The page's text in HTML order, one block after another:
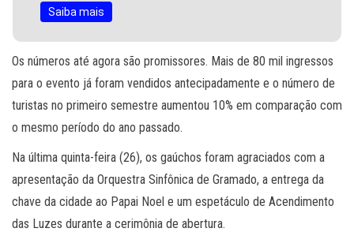
Saiba mais
Os números até agora são promissores. Mais de 80 mil ingressos
para o evento já foram vendidos antecipadamente e o número de
turistas no primeiro semestre aumentou 10% em comparação com
o mesmo período do ano passado.
Na última quinta-feira (26), os gaúchos foram agraciados com a
apresentação da Orquestra Sinfônica de Gramado, a entrega da
chave da cidade ao Papai Noel e um espetáculo de Acendimento
das Luzes durante a cerimônia de abertura.